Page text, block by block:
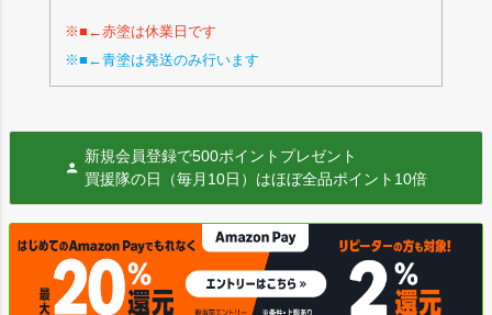
※■←赤塗は休業日です
※■←青塗は発送のみ行います
新規会員登録で500ポイントプレゼント
買援隊の日（毎月10日）はほぼ全品ポイント10倍